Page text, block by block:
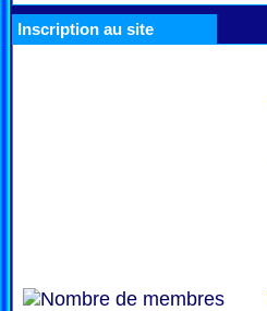
Inscription au site